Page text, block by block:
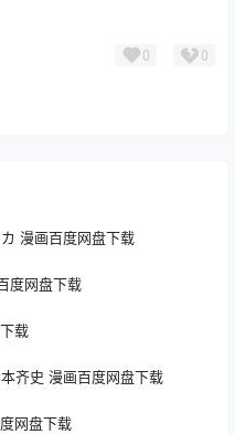
0 0
漫画百度网盘下载
度网盘下载
载
齐史 漫画百度网盘下载
网盘下载